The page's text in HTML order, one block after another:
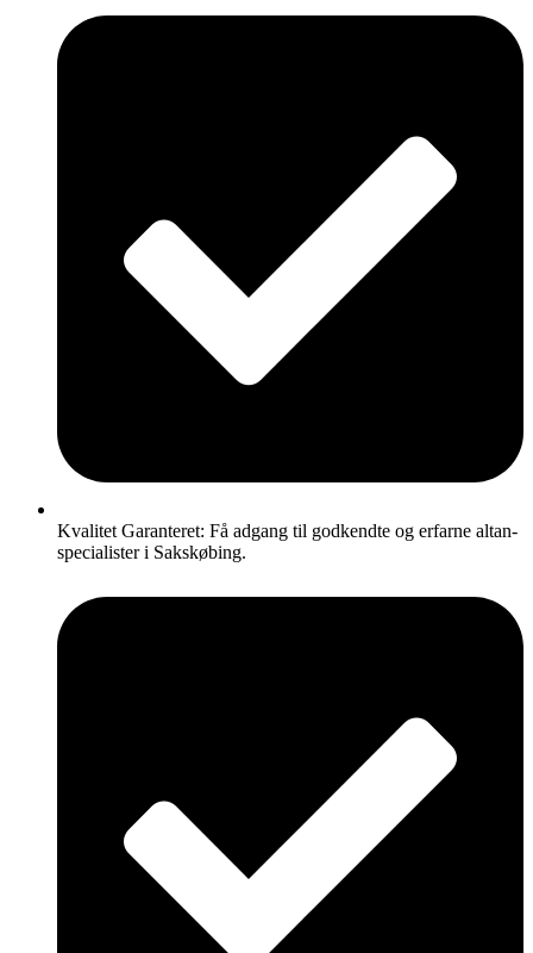
Kvalitet Garanteret: Få adgang til godkendte og erfarne altan-
specialister i Sakskøbing.